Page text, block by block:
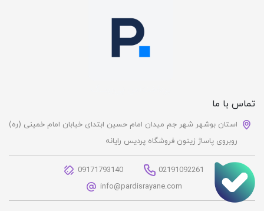
تماس با ما
استان بوشهر شهر جم میدان امام حسین ابتدای خیابان امام خمینی (ره)
روبروی پاساژ زیتون فروشگاه پردیس رایانه
09171793140
02191092261
info@pardisrayane.com